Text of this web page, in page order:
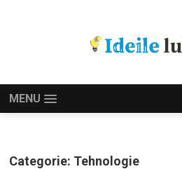
MENU
Categorie: Tehnologie